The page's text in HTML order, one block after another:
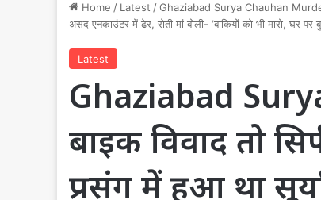
Home / Latest /Ghaziabad Surya Chauhan Murder:
असद एनकाउंटर में ढेर, रोती मां बोली- ‘बाकियों को भी मारो, घर
Latest
Ghaziabad
बाइक विवाद तो
प्रसंग में हुआ था